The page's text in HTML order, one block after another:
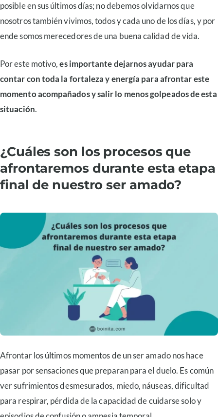
posible en sus últimos días; no debemos olvidarnos que
nosotros también vivimos, todos y cada uno de los días, y por
ende somos merecedores de una buena calidad de vida.
Por este motivo,es importante dejarnos ayudar para
contar con toda la fortaleza y energía para afrontar este
momento acompañados y salir lo menos golpeados de esta
situación.
¿Cuáles son los procesos que
afrontaremos durante esta etapa
final de nuestro ser amado?
Afrontar los últimos momentos de un ser amado nos hace
pasar por sensaciones que preparan para el duelo. Es común
ver sufrimientos desmesurados, miedo, náuseas, dificultad
para respirar, pérdida de la capacidad de cuidarse solo y